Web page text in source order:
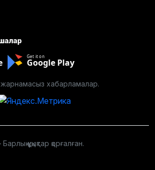
Get it on
Google Play
жарнамасыз хабарламалар.
құқықтар қорғалған.